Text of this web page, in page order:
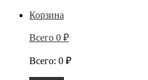
Корзина
Всего 0 ₽
Всего: 0 ₽